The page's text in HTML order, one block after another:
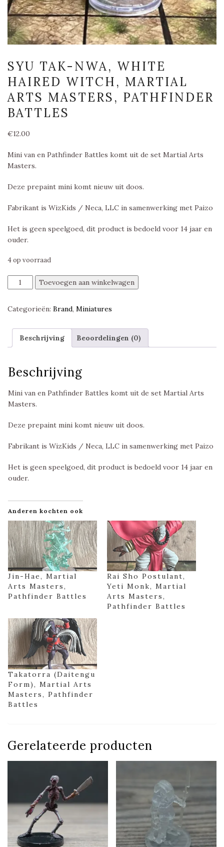
SYU TAK-NWA, WHITE
HAIRED WITCH, MARTIAL
ARTS MASTERS, PATHFINDER
BATTLES
€12.00
Mini van en Pathfinder Battles komt uit de set Martial Arts
Masters.
Deze prepaint mini komt nieuw uit doos.
Fabrikant is WizKids / Neca, LLC in samenwerking met Paizo
Het is geen speelgoed, dit product is bedoeld voor 14 jaar en
ouder.
4 op voorraad
Syu
Tak-
White
Witch,
Martial
Masters,
Pathfinder
Battles
aantal
Toevoegen aan winkelwagen
Categorieën: Brand, Miniatures
Beschrijving Beoordelingen (0)
Beschrijving
Mini van en Pathfinder Battles komt uit de set Martial Arts
Masters.
Deze prepaint mini komt nieuw uit doos.
Fabrikant is WizKids / Neca, LLC in samenwerking met Paizo
Het is geen speelgoed, dit product is bedoeld voor 14 jaar en
ouder.
Anderen kochten ook
Jin-Hae, Martial
Arts Masters,
Pathfinder Battles
Rai Sho Postulant,
Yeti Monk, Martial
Arts Masters,
Pathfinder Battles
Takatorra (Daitengu
Form), Martial Arts
Masters, Pathfinder
Battles
Gerelateerde producten